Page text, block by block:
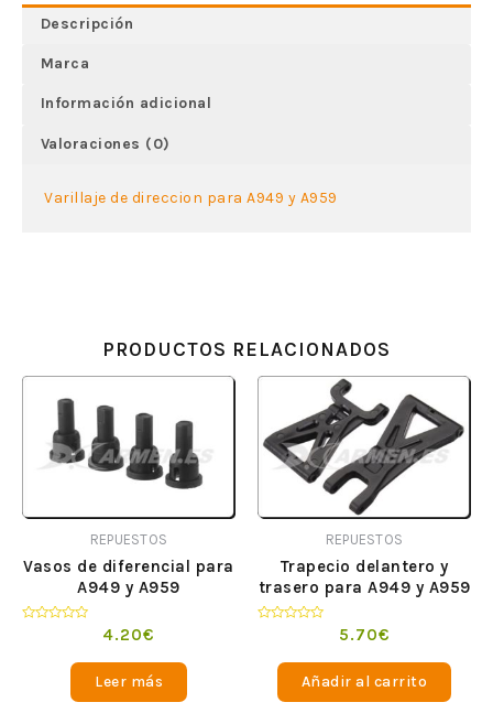
Descripción
Marca
Información adicional
Valoraciones (0)
Varillaje de direccion para A949 y A959
PRODUCTOS RELACIONADOS
REPUESTOS
Vasos de diferencial para
A949 y A959
4.20€
Leer más
REPUESTOS
Trapecio delantero y
trasero para A949 y A959
5.70€
Añadir al carrito